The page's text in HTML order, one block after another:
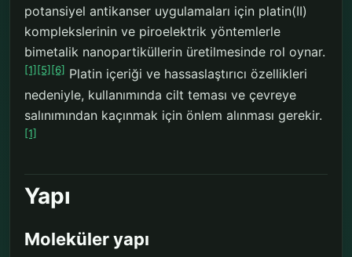
potansiyel antikanser uygulamaları için platin(II)
komplekslerinin ve piroelektrik yöntemlerle
bimetalik nanopartiküllerin üretilmesinde rol oynar.
[1] [5] [6] Platin içeriği ve hassaslaştırıcı özellikleri
nedeniyle, kullanımında cilt teması ve çevreye
salınımından kaçınmak için önlem alınması gerekir.
[1]
Yapı
Moleküler yapı